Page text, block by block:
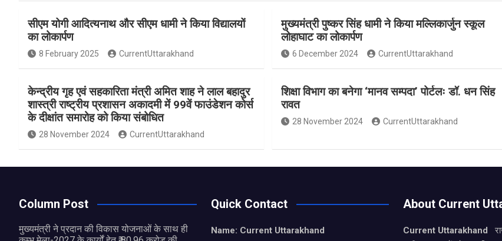
ce
b
o
o
k
s
A
p
p
ar
e
सीएम योगी आदित्यनाथ और सीएम धामी ने किया विद्यालयों
का लोकार्पण
8 February 2025 CurrentUttarakhand
मुख्यमंत्री पुष्कर सिंह धामी ने किया मल्लिकार्जुन स्कूल
लोहाघाट का लोकार्पण
6 December 2024 CurrentUttarakhand
केन्द्रीय गृह एवं सहकारिता मंत्री अमित शाह ने लाल बहादुर
शास्त्री राष्ट्रीय प्रशासन अकादमी में 99वें फाउंडेशन कोर्स
के दीक्षांत समारोह को किया संबोधित
28 November 2024 CurrentUttarakhand
शिक्षा विभाग का बनेगा ‘मानव सम्पदा’ पोर्टलः डॉ. धन सिंह
रावत
28 November 2024 CurrentUttarakhand
Column Post
मुख्यमंत्री ने प्रदान की विकास योजनाओं के साथ ही
Quick Contact
Name: Current Uttarakhand
About Current
Current Uttarakhand